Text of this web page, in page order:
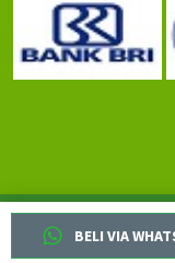
BELI VIA
Copyright